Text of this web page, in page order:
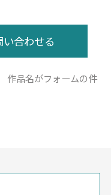
作品名がフォームの件